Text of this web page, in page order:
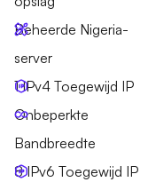
Beheerde Nigeria-
server
1 IPv4 Toegewijd IP
Onbeperkte
Bandbreedte
8 IPv6 Toegewijd IP